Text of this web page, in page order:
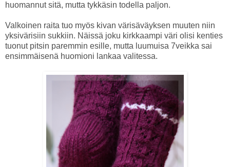
huomannut sitä, mutta tykkäsin todella paljon.
Valkoinen raita tuo myös kivan värisäväyksen muuten niin
yksivärisiin sukkiin. Näissä joku kirkkaampi väri olisi kenties
tuonut pitsin paremmin esille, mutta luumuisa 7veikka sai
ensimmäisenä huomioni lankaa valitessa.